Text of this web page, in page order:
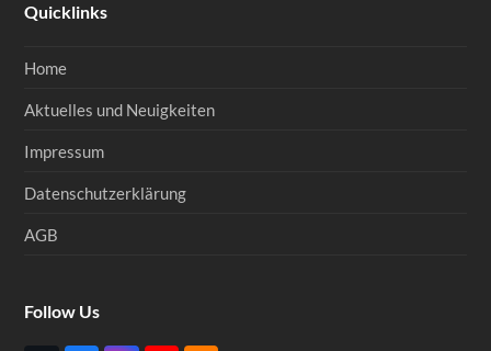
Quicklinks
Home
Aktuelles und Neuigkeiten
Impressum
Datenschutzerklärung
AGB
Follow Us